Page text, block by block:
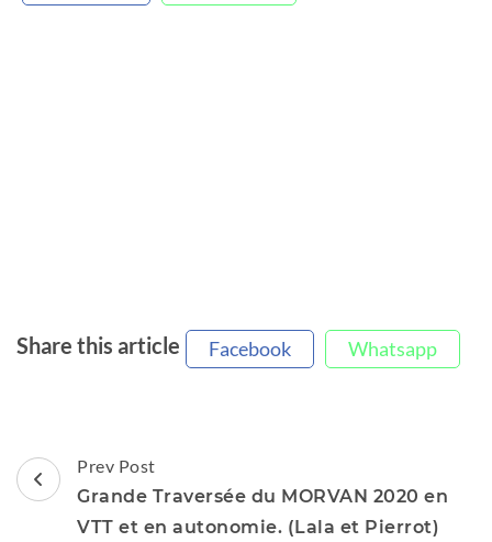
Share this article Facebook Whatsapp
Post
Navigation
Prev Post
Grande Traversée du MORVAN 2020 en
VTT et en autonomie. (Lala et Pierrot)